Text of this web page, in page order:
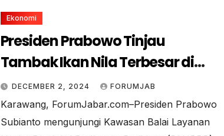
Ekonomi
Presiden Prabowo Tinjau
Tambak Ikan Nila Terbesar di
Karawang
DECEMBER 2, 2024 FORUMJAB
Karawang, ForumJabar.com–Presiden Prabowo
Subianto mengunjungi Kawasan Balai Layanan